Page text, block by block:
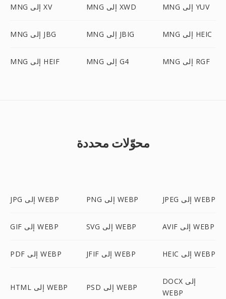
MNG إلى XV MNG إلى XWD MNG إلى YUV
MNG إلى JBG MNG إلى JBIG MNG إلى HEIC
MNG إلى HEIF MNG إلى G4 MNG إلى RGF
محوّلات محددة
JPG إلى WEBP PNG إلى WEBP JPEG إلى WEBP
GIF إلى WEBP SVG إلى WEBP AVIF إلى WEBP
PDF إلى WEBP JFIF إلى WEBP HEIC إلى WEBP
HTML إلى WEBP PSD إلى WEBP
DOCX إلى
WEBP